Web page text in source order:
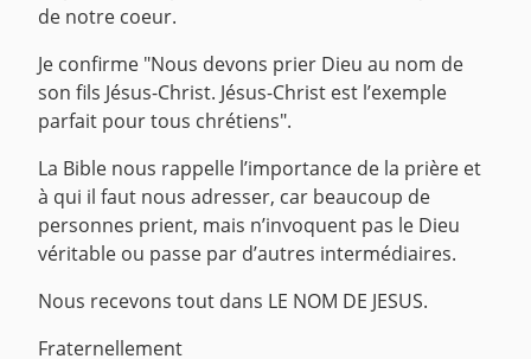
de notre coeur.
Je confirme "Nous devons prier Dieu au nom de
son fils Jésus-Christ. Jésus-Christ est l’exemple
parfait pour tous chrétiens".
La Bible nous rappelle l’importance de la prière et
à qui il faut nous adresser, car beaucoup de
personnes prient, mais n’invoquent pas le Dieu
véritable ou passe par d’autres intermédiaires.
Nous recevons tout dans LE NOM DE JESUS.
Fraternellement